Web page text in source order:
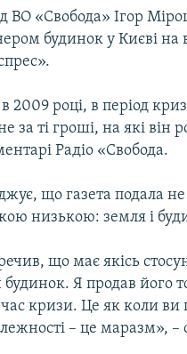
ВО «Свобода» Ігор
будинок у Києві
2009 році, в період
за ті гроші, на які він
Радіо «Свобода.
що газета подала
низькою: земля і
що має якісь
Я продав його
кризи. Це як коли ви
– це маразм», –